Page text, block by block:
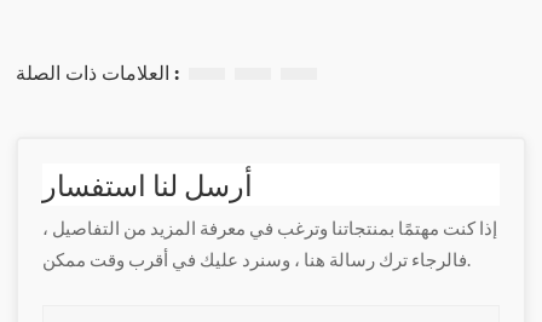
العلامات ذات الصلة :
أرسل لنا استفسار
إذا كنت مهتمًا بمنتجاتنا وترغب في معرفة المزيد من التفاصيل ،
فالرجاء ترك رسالة هنا ، وسنرد عليك في أقرب وقت ممكن.